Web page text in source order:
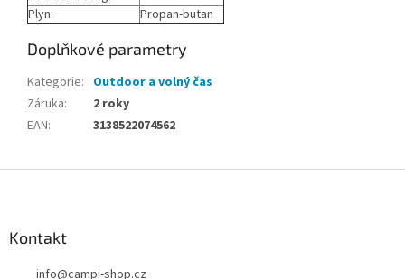
Plyn:
Propan-butan
Doplňkové parametry
Kategorie: Outdoor a volný čas
Záruka:
2 roky
EAN: 3138522074562
Kontakt
info@campi-shop.cz